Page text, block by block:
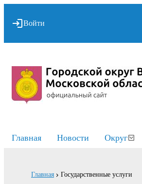
Войти
Главная Новости Округ
Главная Государственные услуги